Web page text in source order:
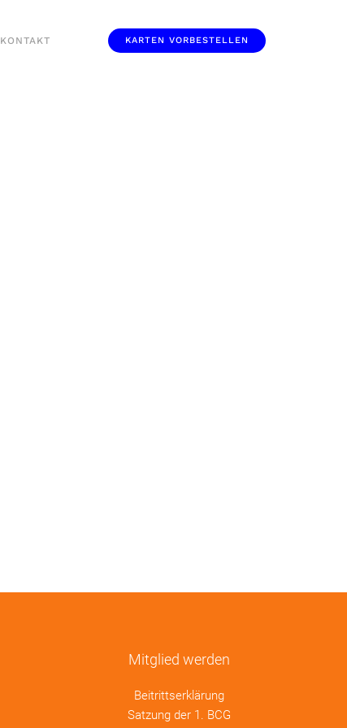
KONTAKT KARTEN VORBESTELLEN
Mitglied werden
Beitrittserklärung
Satzung der 1. BCG